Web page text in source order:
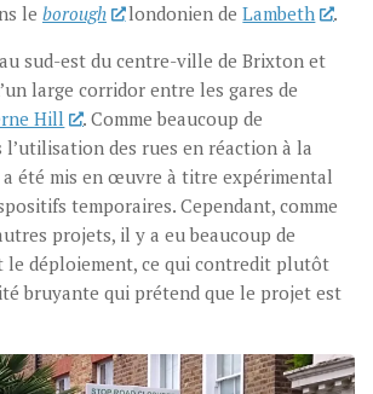
le borough londonien deLambeth
.
sud-est du centre-ville de Brixton et
large corridor entre les gares de
Hill
. Comme beaucoup de
l’utilisation des rues en réaction à la
a été mis en œuvre à titre expérimental
temporaires. Cependant, comme
projets, il y a eu beaucoup de
le déploiement, ce qui contredit plutôt
bruyante qui prétend que le projet est